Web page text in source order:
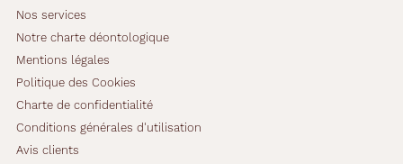
Nos services
Notre charte déontologique
Mentions légales
Politique des Cookies
Charte de confidentialité
Conditions générales d'utilisation
Avis clients